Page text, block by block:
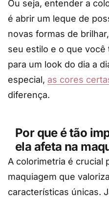
Ou seja, entender a
é abrir um leque de
novas formas de
seu estilo e o que você
para um look do dia a
especial, as cores
diferença.
Por que é tão
ela afeta na
A colorimetria é crucial
maquiagem que
características únicas.